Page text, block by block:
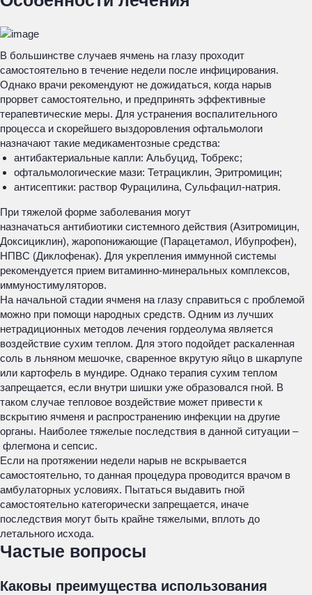
В большинстве случаев ячмень на глазу проходит
самостоятельно в течение недели после инфицирования.
Однако врачи рекомендуют не дожидаться, когда нарыв
прорвет самостоятельно, и предпринять эффективные
терапевтические меры. Для устранения воспалительного
процесса и скорейшего выздоровления офтальмологи
назначают такие медикаментозные средства:
антибактериальные капли: Альбуцид, Тобрекс;
офтальмологические мази: Тетрациклин, Эритромицин;
антисептики: раствор Фурацилина, Сульфацил-натрия.
При тяжелой форме заболевания могут
назначаться антибиотики системного действия (Азитромицин,
Доксициклин), жаропонижающие (Парацетамол, Ибупрофен),
НПВС (Диклофенак). Для укрепления иммунной системы
рекомендуется прием витаминно-минеральных комплексов,
иммуностимуляторов.
На начальной стадии ячменя на глазу справиться с проблемой
можно при помощи народных средств. Одним из лучших
нетрадиционных методов лечения гордеолума является
воздействие сухим теплом. Для этого подойдет раскаленная
соль в льняном мешочке, сваренное вкрутую яйцо в шкарлупе
или картофель в мундире. Однако терапия сухим теплом
запрещается, если внутри шишки уже образовался гной. В
таком случае тепловое воздействие может привести к
вскрытию ячменя и распространению инфекции на другие
органы. Наиболее тяжелые последствия в данной ситуации –
флегмона и сепсис.
Если на протяжении недели нарыв не вскрывается
самостоятельно, то данная процедура проводится врачом в
амбулаторных условиях. Пытаться выдавить гной
самостоятельно категорически запрещается, иначе
последствия могут быть крайне тяжелыми, вплоть до
летального исхода.
Частые вопросы
Каковы преимущества использования